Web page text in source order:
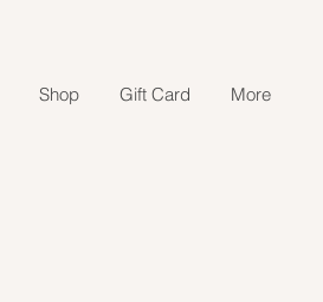
Shop Gift Card More